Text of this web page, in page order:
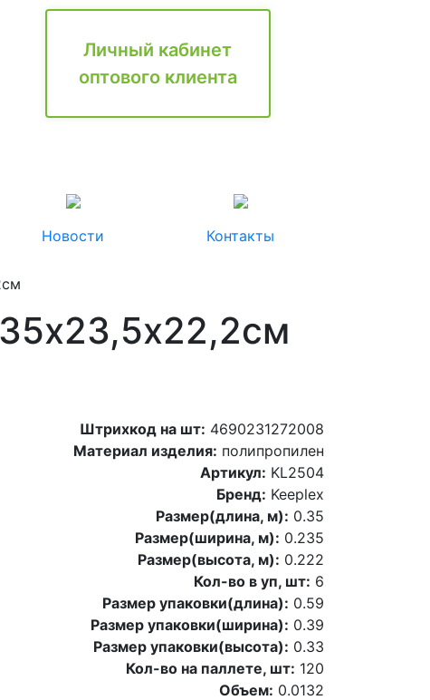
Личный кабинет
оптового клиента
Новости Контакты
Штрихкод на шт: 4690231272008
Материал изделия: полипропилен
Артикул: KL2504
Бренд: Keeplex
Размер(длина, м): 0.35
Размер(ширина, м): 0.235
Размер(высота, м): 0.222
Кол-во в уп, шт: 6
Размер упаковки(длина): 0.59
Размер упаковки(ширина): 0.39
Размер упаковки(высота): 0.33
Кол-во на паллете, шт: 120
Объем: 0.0132